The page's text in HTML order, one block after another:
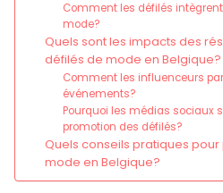
Comment les défilés
mode?
Quels sont les impacts des
défilés de mode en Belgique?
Comment les influenceurs
événements?
Pourquoi les médias sociaux
promotion des défilés?
Quels conseils pratiques
mode en Belgique?